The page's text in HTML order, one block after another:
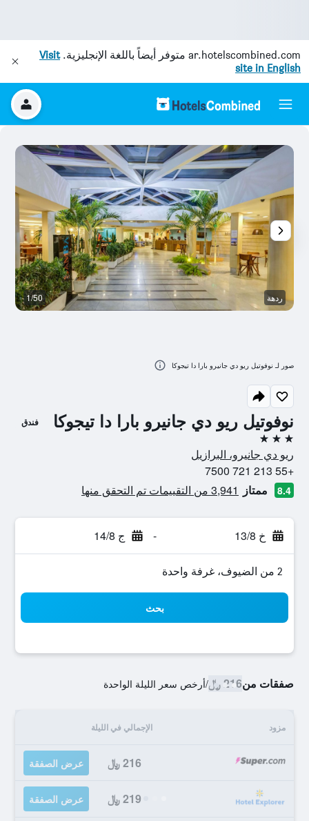
ar.hotelscombined.com متوفر أيضاً باللغة الإنجليزية.Visit
site in English
نوفوتيل ريو دي جانيرو بارا دا تيجوكا فندق
3 نجوم
ريو دي جانيرو، البرازيل
+55 213 721 7500
8.4 ممتاز 3,941 من التقييمات تم التحقق منها
خ 13/8 - ج 14/8
2 من الضيوف، غرفة واحدة
بحث
صفقات من216 ﷼ /أرخص سعر الليلة الواحدة
مزود الإجمالي في الليلة
216 ﷼ عرض الصفقة
219 ﷼ عرض الصفقة
ردهة 1/50
صور لـ نوفوتيل ريو دي جانيرو بارا دا تيجوكا